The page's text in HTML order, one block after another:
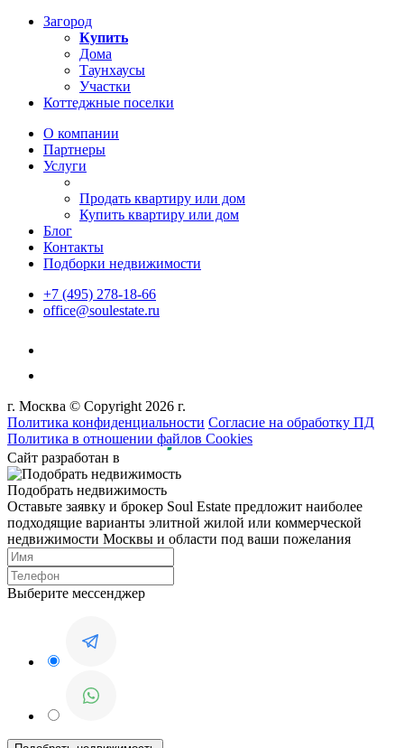
Загород
Купить
Дома
Таунхаусы
Участки
Коттеджные поселки
О компании
Партнеры
Услуги
Продать квартиру или дом
Купить квартиру или дом
Блог
Контакты
Подборки недвижимости
+7 (495) 278-18-66
office@soulestate.ru
г. Москва © Copyright 2026 г.
Политика конфиденциальности Согласие на обработку ПД
Политика в отношении файлов Cookies
Сайт разработан в
Подобрать недвижимость
Оставьте заявку и брокер Soul Estate предложит наиболее
подходящие варианты элитной жилой или коммерческой
недвижимости Москвы и области под ваши пожелания
Выберите мессенджер